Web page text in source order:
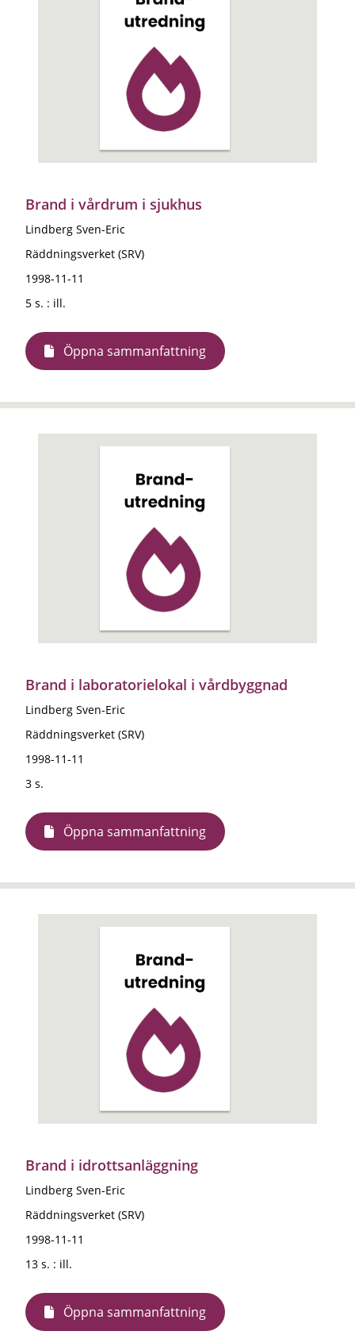
Brand i vårdrum i sjukhus
Lindberg Sven-Eric
Räddningsverket (SRV)
1998-11-11
5 s. : ill.
Öppna sammanfattning
Brand i laboratorielokal i vårdbyggnad
Lindberg Sven-Eric
Räddningsverket (SRV)
1998-11-11
3 s.
Öppna sammanfattning
Brand i idrottsanläggning
Lindberg Sven-Eric
Räddningsverket (SRV)
1998-11-11
13 s. : ill.
Öppna sammanfattning